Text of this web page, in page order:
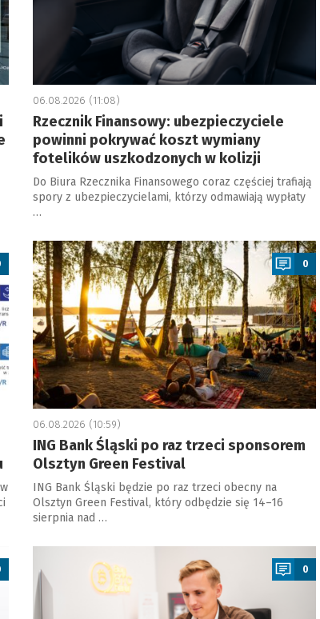
06.08.2026 (11:08)
Rzecznik Finansowy: ubezpieczyciele
powinni pokrywać koszt wymiany
fotelików uszkodzonych w kolizji
Do Biura Rzecznika Finansowego coraz częściej trafiają
spory z ubezpieczycielami, którzy odmawiają wypłaty
…
a
0
06.08.2026 (10:59)
ING Bank Śląski po raz trzeci sponsorem
Olsztyn Green Festival
ING Bank Śląski będzie po raz trzeci obecny na
Olsztyn Green Festival, który odbędzie się 14–16
sierpnia nad …
a
0